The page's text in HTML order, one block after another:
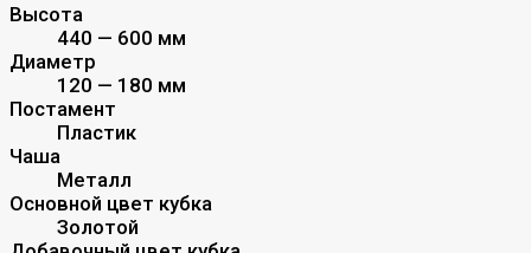
Высота
440 — 600 мм
Диаметр
120 — 180 мм
Постамент
Пластик
Чаша
Металл
Основной цвет кубка
Золотой